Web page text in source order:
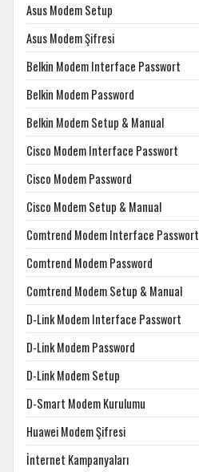
Asus Modem Setup
Asus Modem Şifresi
Belkin Modem Interface Passwort
Belkin Modem Password
Belkin Modem Setup & Manual
Cisco Modem Interface Passwort
Cisco Modem Password
Cisco Modem Setup & Manual
Comtrend Modem Interface Passwort
Comtrend Modem Password
Comtrend Modem Setup & Manual
D-Link Modem Interface Passwort
D-Link Modem Password
D-Link Modem Setup
D-Smart Modem Kurulumu
Huawei Modem Şifresi
İnternet Kampanyaları